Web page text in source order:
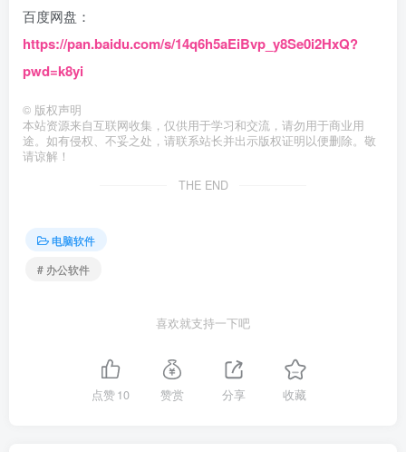
百度网盘：
https://pan.baidu.com/s/14q6h5aEiBvp_y8Se0i2HxQ?
pwd=k8yi
© 版权声明
本站资源来自互联网收集，仅供用于学习和交流，请勿用于商业用
途。如有侵权、不妥之处，请联系站长并出示版权证明以便删除。敬
请谅解！
THE END
电脑软件
# 办公软件
喜欢就支持一下吧
点赞10 赞赏 分享 收藏